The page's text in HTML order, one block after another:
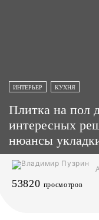
ИНТЕРЬЕР КУХНЯ
Плитка на пол
интересных
нюансы
53820 просмотров